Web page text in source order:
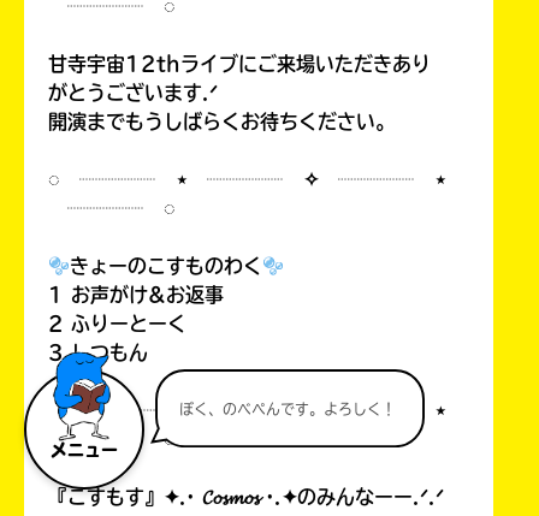
メニュー
ぼく、のべぺんです。よろしく！
┈┈┈┈ ◌
甘寺宇宙12thライブにご来場いただきあり
がとうございます.ᐟ
開演までもうしばらくお待ちください。
◌ ┈┈┈┈ ⋆ ┈┈┈┈ ✧ ┈┈┈┈ ⋆
┈┈┈┈ ◌
きょーのこすものわく
1 お声がけ&お返事
2 ふりーとーく
3 しつもん
◌ ┈┈┈┈ ⋆ ┈┈┈┈ ✧ ┈┈┈┈ ⋆
┈┈┈┈ ◌
『こすもす』✦.· 𝓒𝓸𝓼𝓶𝓸𝓼 ·.✦のみんなーー.ᐟ.ᐟ